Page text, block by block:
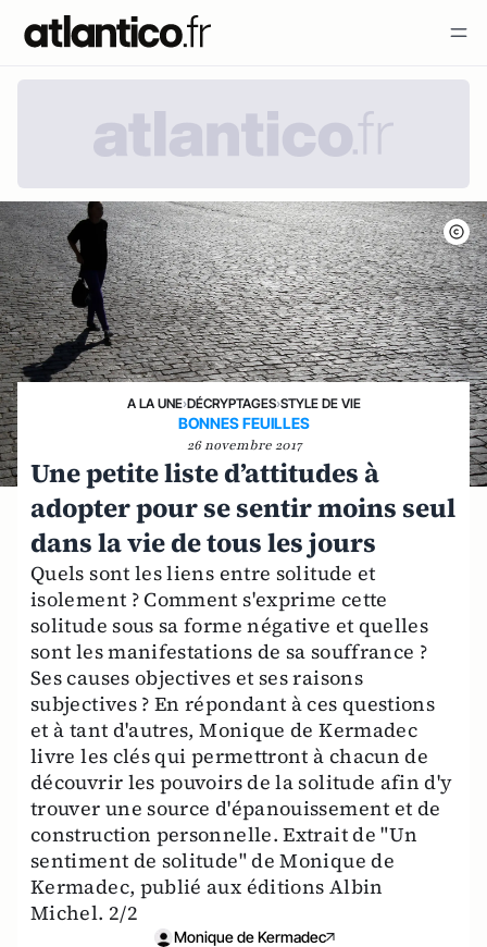
A LA UNE›DÉCRYPTAGES›STYLE DE VIE
BONNES FEUILLES
26 novembre 2017
Une petite liste d’attitudes à
adopter pour se sentir moins seul
dans la vie de tous les jours
Quels sont les liens entre solitude et
isolement ? Comment s'exprime cette
solitude sous sa forme négative et quelles
sont les manifestations de sa souffrance ?
Ses causes objectives et ses raisons
subjectives ? En répondant à ces questions
et à tant d'autres, Monique de Kermadec
livre les clés qui permettront à chacun de
découvrir les pouvoirs de la solitude afin d'y
trouver une source d'épanouissement et de
construction personnelle. Extrait de "Un
sentiment de solitude" de Monique de
Kermadec, publié aux éditions Albin
Michel. 2/2
Monique de Kermadec